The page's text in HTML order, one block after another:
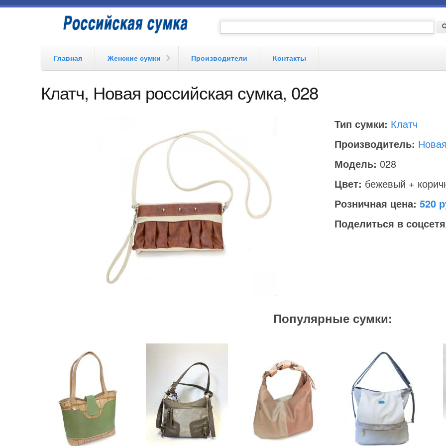
Перейти к основному содержанию
Российская
сумка
Форма поиска
Главная Женские сумки Производители Контакты
Клатч, Новая российская сумка, 028
Тип сумки: Клатч
Производитель:
Модель: 028
Цвет: бежевый +
Розничная цена: 520
Поделиться в
Популярные сумки:
Введите номер Вашего телефона